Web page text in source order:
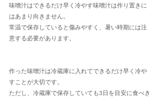
味噌汁はできるだけ早く冷やす味噌汁は作り置きに
はあまり向きません。
常温で保存していると傷みやすく、暑い時期には注
意する必要があります。
作った味噌汁は冷蔵庫に入れてできるだけ早く冷や
すことが大切です。
ただし、冷蔵庫で保存していても3日を目安に食べき